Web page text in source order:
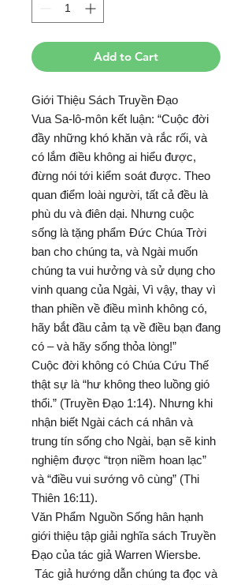
Add to Cart
Giới Thiệu Sách Truyền Đạo
Vua Sa-lô-môn kết luận: “Cuộc đời
đầy những khó khăn và rắc rối, và
có lắm điều không ai hiểu được,
đừng nói tới kiểm soát được. Theo
quan điểm loài người, tất cả đều là
phù du và điên dại. Nhưng cuộc
sống là tặng phẩm Đức Chúa Trời
ban cho chúng ta, và Ngài muốn
chúng ta vui hưởng và sử dụng cho
vinh quang của Ngài, Vì vậy, thay vì
than phiền về điều mình không có,
hãy bắt đầu cảm tạ về điều bạn đang
có – và hãy sống thỏa lòng!”
Cuộc đời không có Chúa Cứu Thế
thật sự là “hư không theo luồng gió
thổi.” (Truyền Đạo 1:14). Nhưng khi
nhận biết Ngài cách cá nhân và
trung tín sống cho Ngài, bạn sẽ kinh
nghiệm được “trọn niềm hoan lạc”
và “điều vui sướng vô cùng” (Thi
Thiên 16:11).
Văn Phẩm Nguồn Sống hân hạnh
giới thiệu tập giải nghĩa sách Truyền
Đạo của tác giả Warren Wiersbe.
Tác giả hướng dẫn chúng ta đọc và